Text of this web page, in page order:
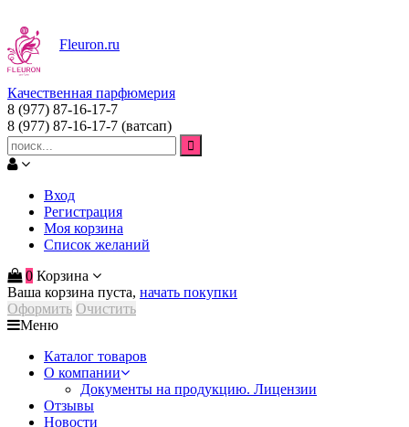
Fleuron.ru
Качественная парфюмерия
8 (977) 87-16-17-7
8 (977) 87-16-17-7 (ватсап)
Вход
Регистрация
Моя корзина
Список желаний
0 Корзина
Ваша корзина пуста, начать покупки
Оформить Очистить
Меню
Каталог товаров
О компании
Документы на продукцию. Лицензии
Отзывы
Новости